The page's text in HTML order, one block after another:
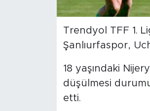
Trendyol TFF 1.
Şanlıurfaspor,
18 yaşındaki
düşülmesi
etti.